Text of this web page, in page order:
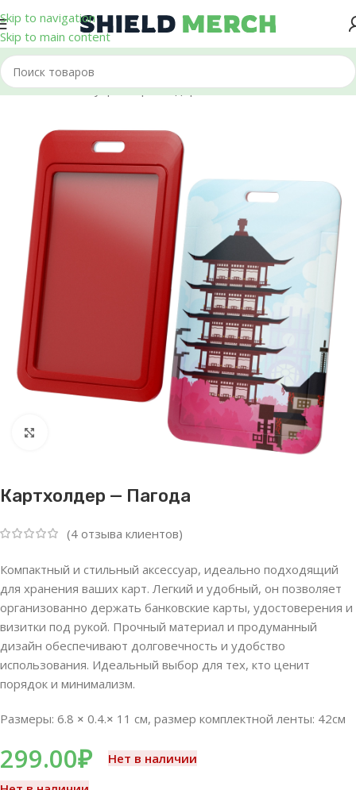
Skip to navigation
Skip to main content
Главная/Аксессуары/Картхолдеры
Нажмите, чтобы увеличить
Картхолдер — Пагода
(4 отзыва клиентов)
Компактный и стильный аксессуар, идеально подходящий
для хранения ваших карт. Легкий и удобный, он позволяет
организованно держать банковские карты, удостоверения и
визитки под рукой. Прочный материал и продуманный
дизайн обеспечивают долговечность и удобство
использования. Идеальный выбор для тех, кто ценит
порядок и минимализм.
Размеры: 6.8 × 0.4.× 11 см, размер комплектной ленты: 42см
299.00₽
Нет в наличии